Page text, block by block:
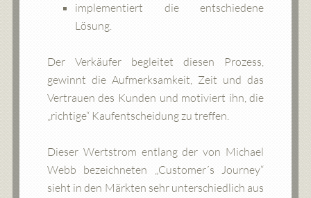
implementiert die entschiedene
Lösung.
Der Verkäufer begleitet diesen Prozess,
gewinnt die Aufmerksamkeit, Zeit und das
Vertrauen des Kunden und motiviert ihn, die
„richtige“ Kaufentscheidung zu treffen.
Dieser Wertstrom entlang der von Michael
Webb bezeichneten „Customer´s Journey“
sieht in den Märkten sehr unterschiedlich aus